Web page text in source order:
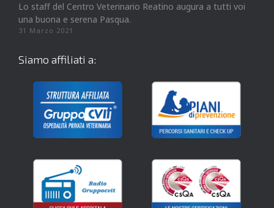
Lo staff del Centro Veterinario Reatino augura a tutti voi
una buona e serena Pasqua.
31 Marzo 2021
Siamo affiliati a: